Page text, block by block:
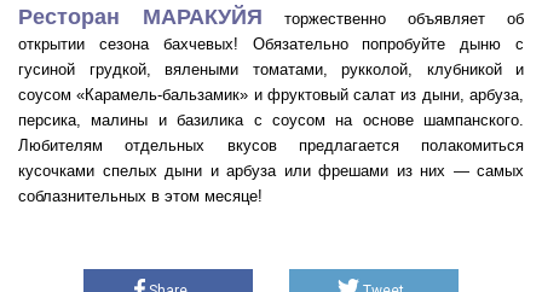
Ресторан МАРАКУЙЯ торжественно объявляет об
открытии сезона бахчевых! Обязательно попробуйте дыню с
гусиной грудкой, вялеными томатами, рукколой, клубникой и
соусом «Карамель-бальзамик» и фруктовый салат из дыни, арбуза,
персика, малины и базилика с соусом на основе шампанского.
Любителям отдельных вкусов предлагается полакомиться
кусочками спелых дыни и арбуза или фрешами из них — самых
соблазнительных в этом месяце!